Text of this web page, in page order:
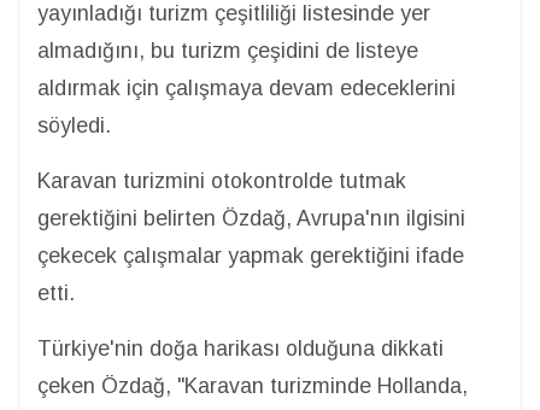
yayınladığı turizm çeşitliliği listesinde yer
almadığını, bu turizm çeşidini de listeye
aldırmak için çalışmaya devam edeceklerini
söyledi.
Karavan turizmini otokontrolde tutmak
gerektiğini belirten Özdağ, Avrupa'nın ilgisini
çekecek çalışmalar yapmak gerektiğini ifade
etti.
Türkiye'nin doğa harikası olduğuna dikkati
çeken Özdağ, "Karavan turizminde Hollanda,